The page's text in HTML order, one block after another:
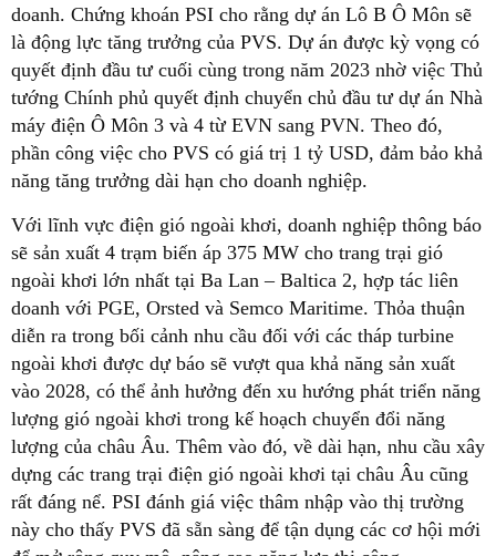
doanh. Chứng khoán PSI cho rằng dự án Lô B Ô Môn sẽ
là động lực tăng trưởng của PVS. Dự án được kỳ vọng có
quyết định đầu tư cuối cùng trong năm 2023 nhờ việc Thủ
tướng Chính phủ quyết định chuyển chủ đầu tư dự án Nhà
máy điện Ô Môn 3 và 4 từ EVN sang PVN. Theo đó,
phần công việc cho PVS có giá trị 1 tỷ USD, đảm bảo khả
năng tăng trưởng dài hạn cho doanh nghiệp.
Với lĩnh vực điện gió ngoài khơi, doanh nghiệp thông báo
sẽ sản xuất 4 trạm biến áp 375 MW cho trang trại gió
ngoài khơi lớn nhất tại Ba Lan – Baltica 2, hợp tác liên
doanh với PGE, Orsted và Semco Maritime. Thỏa thuận
diễn ra trong bối cảnh nhu cầu đối với các tháp turbine
ngoài khơi được dự báo sẽ vượt qua khả năng sản xuất
vào 2028, có thể ảnh hưởng đến xu hướng phát triển năng
lượng gió ngoài khơi trong kế hoạch chuyển đổi năng
lượng của châu Âu. Thêm vào đó, về dài hạn, nhu cầu xây
dựng các trang trại điện gió ngoài khơi tại châu Âu cũng
rất đáng nể. PSI đánh giá việc thâm nhập vào thị trường
này cho thấy PVS đã sẵn sàng để tận dụng các cơ hội mới